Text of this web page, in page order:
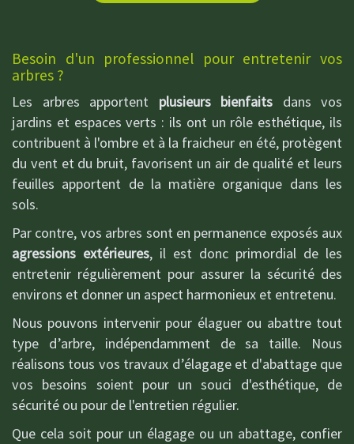
Besoin d'un professionnel pour entretenir vos
arbres ?
Les arbres apportent plusieurs bienfaits dans vos
jardins et espaces verts : ils ont un rôle esthétique, ils
contribuent à l'ombre et à la fraicheur en été, protègent
du vent et du bruit, favorisent un air de qualité et leurs
feuilles apportent de la matière organique dans les
sols.
Par contre, vos arbres sont en permanence exposés aux
agressions extérieures, il est donc primordial de les
entretenir régulièrement pour assurer la sécurité des
environs et donner un aspect harmonieux et entretenu.
Nous pouvons intervenir pour élaguer ou abattre tout
type d’arbre, indépendamment de sa taille. Nous
réalisons tous vos travaux d’élagage et d'abattage que
vos besoins soient pour un souci d'esthétique, de
sécurité ou pour de l'entretien régulier.
Que cela soit pour un élagage ou un abattage, confier